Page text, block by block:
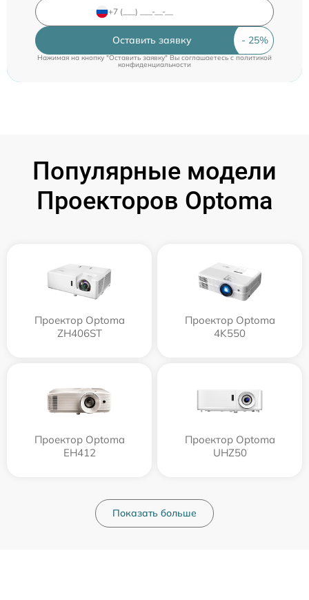
Оставить заявку
Нажимая на кнопку "Оставить заявку" Вы соглашаетесь cполитикой
конфиденциальности
Популярные модели
Проекторов Optoma
Проектор Optoma
ZH406ST
Проектор Optoma
4K550
Проектор Optoma
EH412
Проектор Optoma
UHZ50
Показать больше